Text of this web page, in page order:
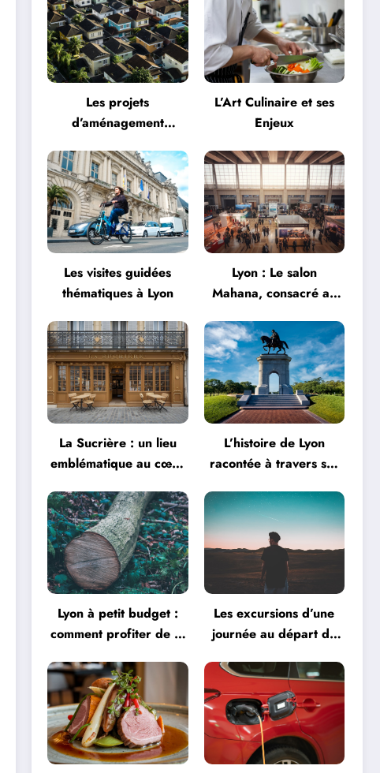
Les projets
d’aménagement
L’Art Culinaire et ses
Enjeux
Les visites guidées
thématiques à Lyon
Lyon : Le salon
Mahana, consacré au
grand retour à la Halle
Tony Garnier
La Sucrière : un lieu
emblématique au cœur
L’histoire de Lyon
racontée à travers ses
Lyon à petit budget :
comment profiter de la
Les excursions d’une
journée au départ de